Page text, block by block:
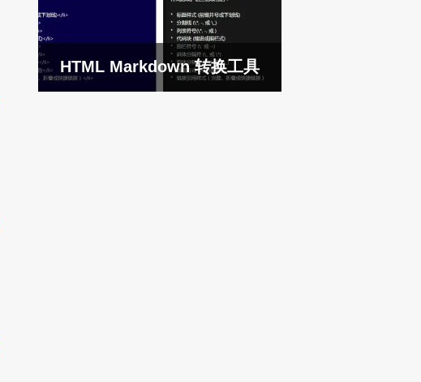
HTML Markdown 转换工具